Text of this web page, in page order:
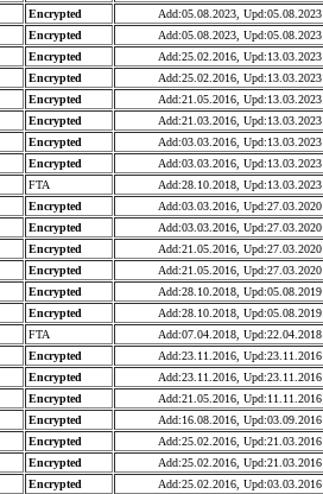
Encrypted
Add:05.08.2023, Upd:05.08.2023
Encrypted
Add:05.08.2023, Upd:05.08.2023
Encrypted
Add:25.02.2016, Upd:13.03.2023
Encrypted
Add:25.02.2016, Upd:13.03.2023
Encrypted
Add:21.05.2016, Upd:13.03.2023
Encrypted
Add:21.03.2016, Upd:13.03.2023
Encrypted
Add:03.03.2016, Upd:13.03.2023
Encrypted
Add:03.03.2016, Upd:13.03.2023
FTA
Add:28.10.2018, Upd:13.03.2023
Encrypted
Add:03.03.2016, Upd:27.03.2020
Encrypted
Add:03.03.2016, Upd:27.03.2020
Encrypted
Add:21.05.2016, Upd:27.03.2020
Encrypted
Add:21.05.2016, Upd:27.03.2020
Encrypted
Add:28.10.2018, Upd:05.08.2019
Encrypted
Add:28.10.2018, Upd:05.08.2019
FTA
Add:07.04.2018, Upd:22.04.2018
Encrypted
Add:23.11.2016, Upd:23.11.2016
Encrypted
Add:23.11.2016, Upd:23.11.2016
Encrypted
Add:21.05.2016, Upd:11.11.2016
Encrypted
Add:16.08.2016, Upd:03.09.2016
Encrypted
Add:25.02.2016, Upd:21.03.2016
Encrypted
Add:25.02.2016, Upd:21.03.2016
Encrypted
Add:25.02.2016, Upd:03.03.2016